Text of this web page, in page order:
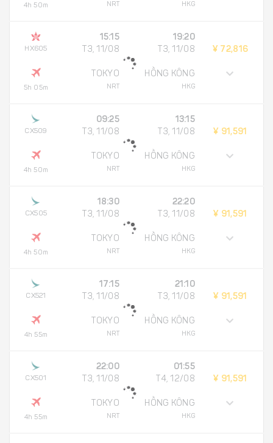
4h 50m NRT HKG
HX605
5h 05m
15:15
T3, 11/08
TOKYO
NRT
19:20
T3, 11/08
HỒNG KÔNG
HKG
¥ 72,816
CX509
4h 50m
09:25
T3, 11/08
TOKYO
NRT
13:15
T3, 11/08
HỒNG KÔNG
HKG
¥ 91,591
CX505
4h 50m
18:30
T3, 11/08
TOKYO
NRT
22:20
T3, 11/08
HỒNG KÔNG
HKG
¥ 91,591
CX521
4h 55m
17:15
T3, 11/08
TOKYO
NRT
21:10
T3, 11/08
HỒNG KÔNG
HKG
¥ 91,591
CX501
4h 55m
22:00
T3, 11/08
TOKYO
NRT
01:55
T4, 12/08
HỒNG KÔNG
HKG
¥ 91,591